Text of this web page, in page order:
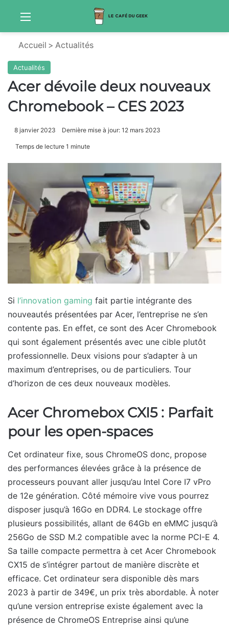
Menu
Accueil > Actualités
Actualités
Acer dévoile deux nouveaux
Chromebook – CES 2023
8 janvier 2023 Dernière mise à jour: 12 mars 2023
Temps de lecture 1 minute
Si l’innovation gaming fait partie intégrante des
nouveautés présentées par Acer, l’entreprise ne s’en
contente pas. En effet, ce sont des Acer Chromebook
qui sont également présentés avec une cible plutôt
professionnelle. Deux visions pour s’adapter à un
maximum d’entreprises, ou de particuliers. Tour
d’horizon de ces deux nouveaux modèles.
Acer Chromebox CXI5 : Parfait
pour les open-spaces
Cet ordinateur fixe, sous ChromeOS donc, propose
des performances élevées grâce à la présence de
processeurs pouvant aller jusqu’au Intel Core I7 vPro
de 12e génération. Côté mémoire vive vous pourrez
disposer jusqu’à 16Go en DDR4. Le stockage offre
plusieurs possibilités, allant de 64Gb en eMMC jusqu’à
256Go de SSD M.2 compatible avec la norme PCI-E 4.
Sa taille compacte permettra à cet Acer Chromebook
CX15 de s’intégrer partout de manière discrète et
efficace. Cet ordinateur sera disponible dès mars
2023 à partir de 349€, un prix très abordable. À noter
qu’une version entreprise existe également avec la
présence de ChromeOS Entreprise ainsi qu’une